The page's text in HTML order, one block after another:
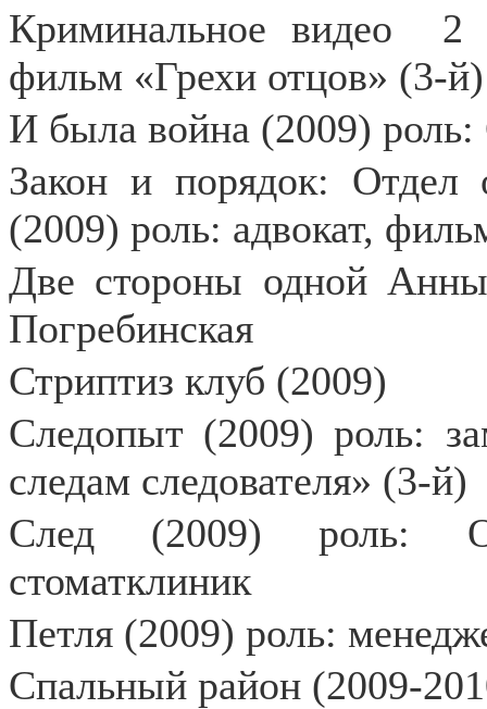
Криминальное видео
2
фильм «Грехи отцов» (3-й)
И была война (2009)
Закон и порядок: Отдел
(2009) роль: адвокат,
Две стороны одной
Погребинская
Стриптиз клуб (2009)
Следопыт (2009) роль:
следам следователя» (3-й)
След (2009) роль:
стоматклиник
Петля (2009) роль:
Спальный район (2009-